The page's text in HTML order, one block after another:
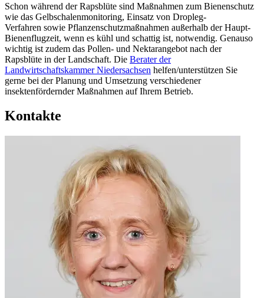
Schon während der Rapsblüte sind Maßnahmen zum Bienenschutz
wie das Gelbschalenmonitoring, Einsatz von Dropleg-
Verfahren sowie Pflanzenschutzmaßnahmen außerhalb der Haupt-
Bienenflugzeit, wenn es kühl und schattig ist, notwendig. Genauso
wichtig ist zudem das Pollen- und Nektarangebot nach der
Rapsblüte in der Landschaft. Die Berater der
Landwirtschaftskammer Niedersachsen helfen/unterstützen Sie
gerne bei der Planung und Umsetzung verschiedener
insektenfördernder Maßnahmen auf Ihrem Betrieb.
Kontakte